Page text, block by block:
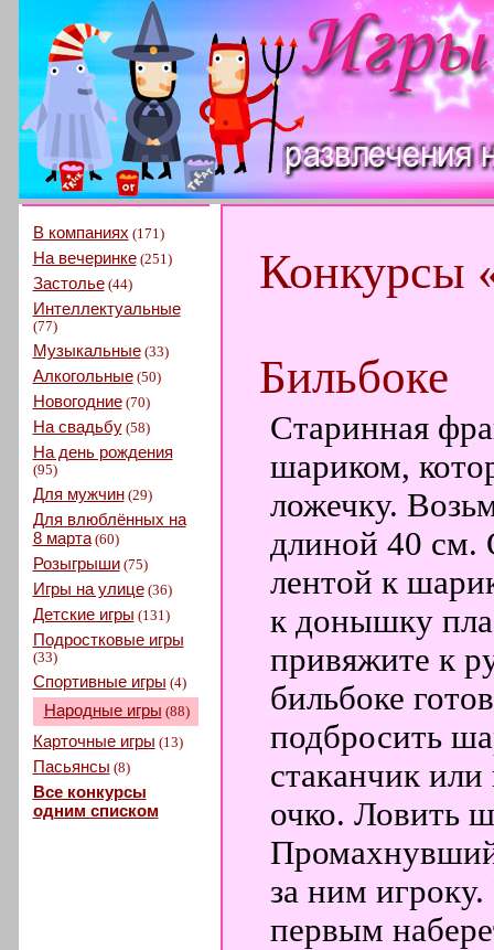
В компаниях (171)
На вечеринке(251)
Застолье(44)
Интеллектуальные
(77)
Музыкальные(33)
Алкогольные(50)
Новогодние(70)
На свадьбу(58)
На день рождения
(95)
Для мужчин(29)
Для влюблённых на
8 марта(60)
Розыгрыши(75)
Игры на улице(36)
Детские игры (131)
Подростковые игры
(33)
Спортивные игры (4)
Народные игры (88)
Карточные игры (13)
Пасьянсы (8)
Все конкурсы
одним списком
Конкурсы
Бильбоке
Старинная
шариком,
ложечку.
длиной 40 см.
лентой к
к донышку
привяжите к
бильбоке
подбросить
стаканчик или
очко. Ловить
за ним
первым